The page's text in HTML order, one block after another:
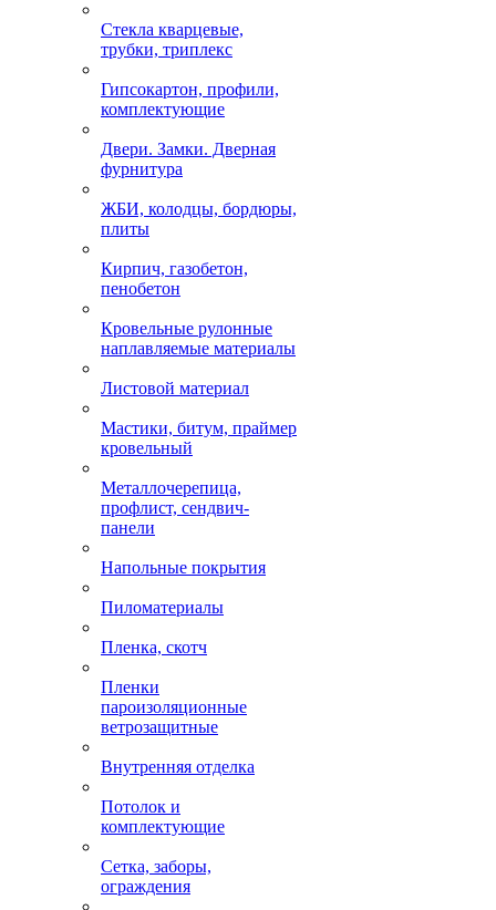
Стекла кварцевые,
трубки, триплекс
Гипсокартон, профили,
комплектующие
Двери. Замки. Дверная
фурнитура
ЖБИ, колодцы, бордюры,
плиты
Кирпич, газобетон,
пенобетон
Кровельные рулонные
наплавляемые материалы
Листовой материал
Мастики, битум, праймер
кровельный
Металлочерепица,
профлист, сендвич-
панели
Напольные покрытия
Пиломатериалы
Пленка, скотч
Пленки
пароизоляционные
ветрозащитные
Внутренняя отделка
Потолок и
комплектующие
Сетка, заборы,
ограждения